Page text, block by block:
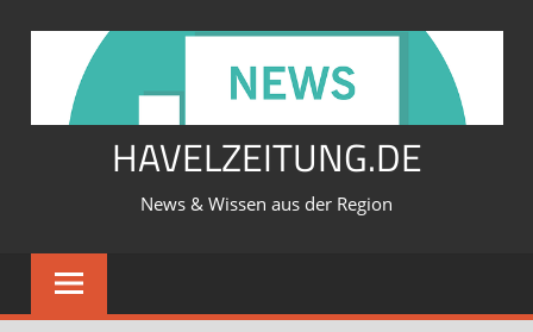
springen
HAVELZEITUNG.DE
News & Wissen aus der Region